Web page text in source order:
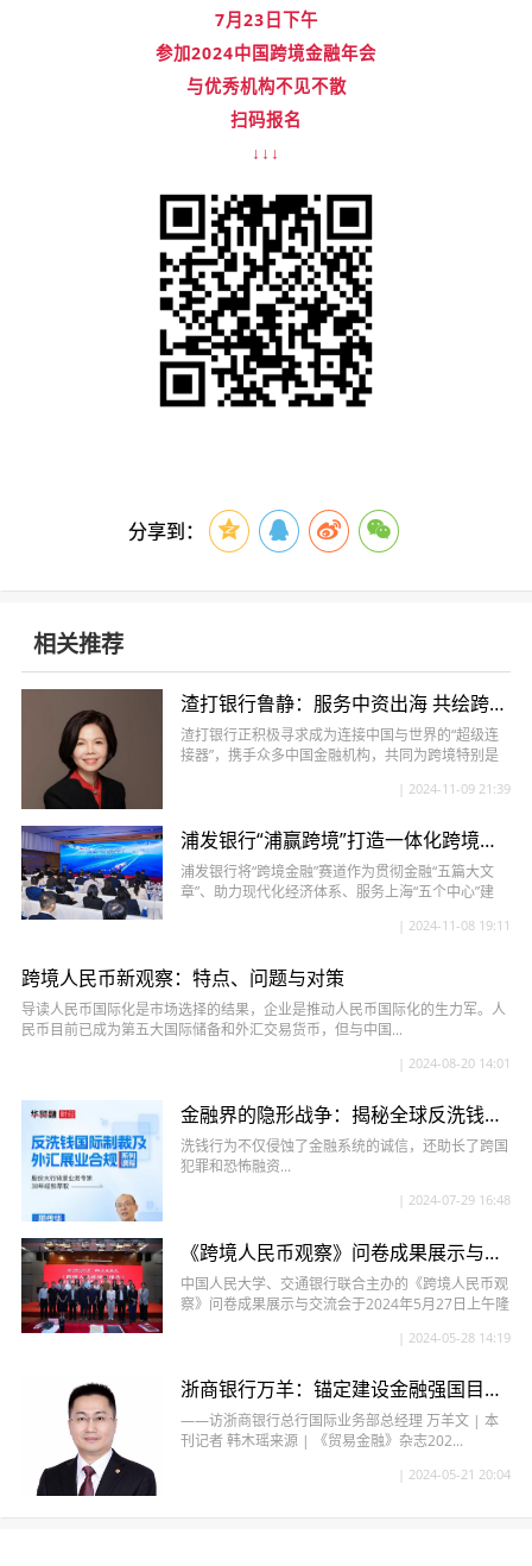
7月23日下午
参加2024中国跨境金融年会
与优秀机构不见不散
扫码报名
↓↓↓
分享到：
相关推荐
渣打银行鲁静：服务中资出海 共绘跨境金融全球化发展蓝图
渣打银行正积极寻求成为连接中国与世界的“超级连
接器”，携手众多中国金融机构，共同为跨境特别是
| 2024-11-09 21:39
浦发银行“浦赢跨境”打造一体化跨境金融经营体系
浦发银行将“跨境金融”赛道作为贯彻金融“五篇大文
章”、助力现代化经济体系、服务上海“五个中心”建
| 2024-11-08 19:11
跨境人民币新观察：特点、问题与对策
导读人民币国际化是市场选择的结果，企业是推动人民币国际化的生力军。人
民币目前已成为第五大国际储备和外汇交易货币，但与中国...
| 2024-08-20 14:01
金融界的隐形战争：揭秘全球反洗钱监管的新动向
洗钱行为不仅侵蚀了金融系统的诚信，还助长了跨国
犯罪和恐怖融资...
| 2024-07-29 16:48
《跨境人民币观察》问卷成果展示与交流会成功举办：专家学者共探人民币国际化前景
中国人民大学、交通银行联合主办的《跨境人民币观
察》问卷成果展示与交流会于2024年5月27日上午隆
| 2024-05-28 14:19
浙商银行万羊：锚定建设金融强国目标 扎实推进跨境金融高质量发展
——访浙商银行总行国际业务部总经理 万羊文 | 本
刊记者 韩木瑶来源 | 《贸易金融》杂志202...
| 2024-05-21 20:04